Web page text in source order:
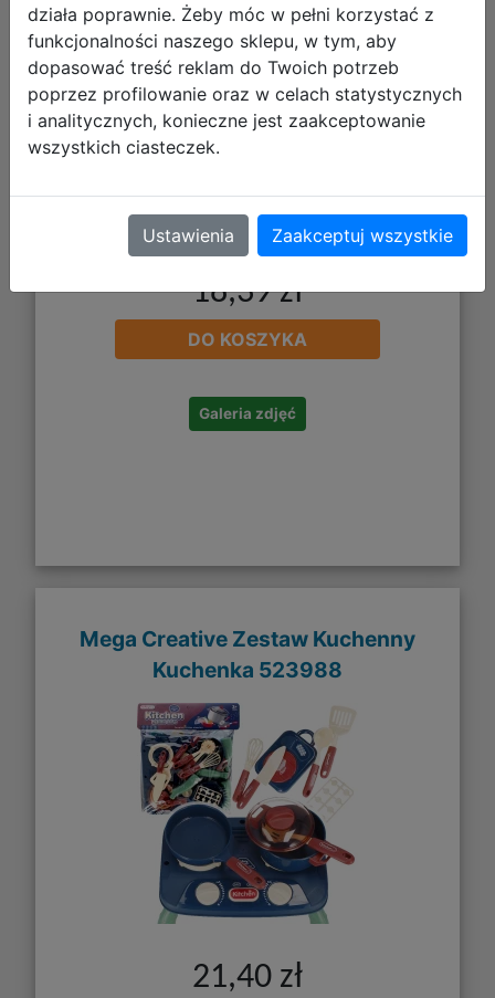
18,39 zł
DO KOSZYKA
Galeria zdjęć
Mega Creative Zestaw Kuchenny
Kuchenka 523988
21,40 zł
działa poprawnie. Żeby móc w pełni korzystać z
funkcjonalności naszego sklepu, w tym, aby
dopasować treść reklam do Twoich potrzeb
poprzez profilowanie oraz w celach statystycznych
i analitycznych, konieczne jest zaakceptowanie
wszystkich ciasteczek.
Ustawienia Zaakceptuj wszystkie